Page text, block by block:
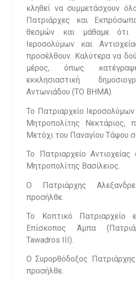
κληθεί να συμμετάσχουν
Πατριάρχες και
θεσμών και μάθαμε ότι
Ιεροσολύμων και
προσέλθουν. Καλύτερα να
μέρος, όπως
εκκλησιαστική
Αντωνιάδου (ΤΟ ΒΗΜΑ).
Το Πατριαρχείο
Μητροπολίτης Νεκτάριος,
Μετόχι του Παναγίου Τάφου
Το Πατριαρχείο
Μητροπολίτης Βασίλειος.
Ο Πατριάρχης
προσήλθε.
Το Κοπτικό Πατριαρχείο
Επίσκοπος Άμπα
Tawadros III).
Ο Συρορθόδοξος
προσήλθε.